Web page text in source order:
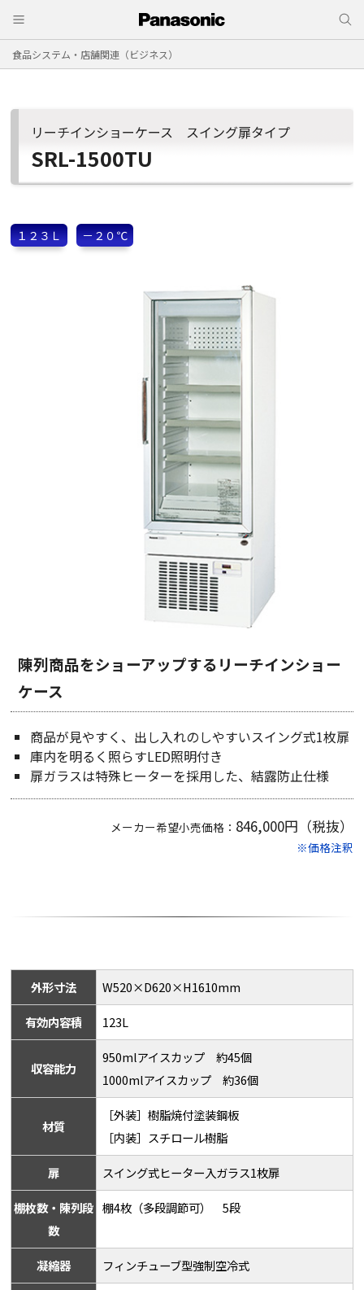
食品システム・店舗関連（ビジネス）
リーチインショーケース スイング扉タイプ
SRL-1500TU
１２３Ｌ －２０℃
陳列商品をショーアップするリーチインショー
ケース
商品が見やすく、出し入れのしやすいスイング式1枚扉
庫内を明るく照らすLED照明付き
扉ガラスは特殊ヒーターを採用した、結露防止仕様
メーカー希望小売価格： 846,000円（税抜）
※価格注釈
外形寸法 W520×D620×H1610mm
有効内容積 123L
収容能力
950mlアイスカップ 約45個
1000mlアイスカップ 約36個
材質
［外装］樹脂焼付塗装鋼板
［内装］スチロール樹脂
扉 スイング式ヒーター入ガラス1枚扉
棚枚数・陳列段
数
棚4枚（多段調節可） 5段
凝縮器 フィンチューブ型強制空冷式